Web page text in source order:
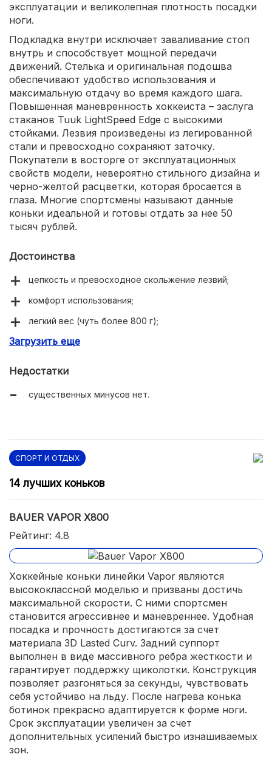
эксплуатации и великолепная плотность посадки
ноги.
Подкладка внутри исключает заваливание стоп
внутрь и способствует мощной передачи
движений. Стелька и оригинальная подошва
обеспечивают удобство использования и
максимальную отдачу во время каждого шага.
Повышенная маневренность хоккеиста – заслуга
стаканов Tuuk LightSpeed Edge с высокими
стойками. Лезвия произведены из легированной
стали и превосходно сохраняют заточку.
Покупатели в восторге от эксплуатационных
свойств модели, невероятно стильного дизайна и
черно-желтой расцветки, которая бросается в
глаза. Многие спортсмены называют данные
коньки идеальной и готовы отдать за нее 50
тысяч рублей.
Достоинства
цепкость и превосходное скольжение лезвий;
комфорт использования;
легкий вес (чуть более 800 г);
прочность материала;
Загрузить еще
Недостатки
существенных минусов нет.
СПОРТ И ОТДЫХ
14 лучших коньков
BAUER VAPOR X800
Рейтинг: 4.8
Хоккейные коньки линейки Vapor являются
высококлассной моделью и призваны достичь
максимальной скорости. С ними спортсмен
становится агрессивнее и маневреннее. Удобная
посадка и прочность достигаются за счет
материала 3D Lasted Curv. Задний суппорт
выполнен в виде массивного ребра жесткости и
гарантирует поддержку щиколотки. Конструкция
позволяет разгоняться за секунды, чувствовать
себя устойчиво на льду. После нагрева конька
ботинок прекрасно адаптируется к форме ноги.
Срок эксплуатации увеличен за счет
дополнительных усилений быстро изнашиваемых
зон.